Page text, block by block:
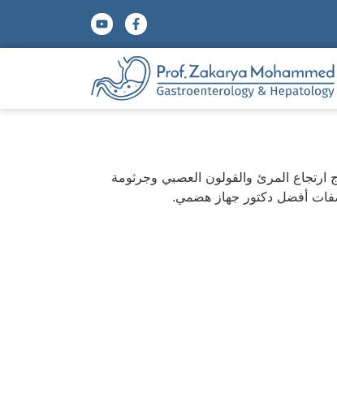
المرئ والقولون العصبي وجرثومة
أفضل دكتور جهاز هضمي.